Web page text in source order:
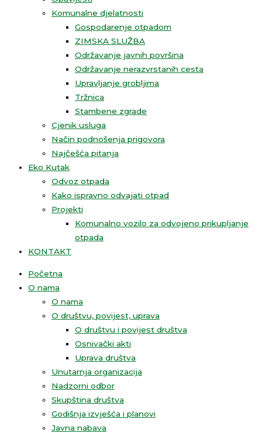
Komunalne djelatnosti
Gospodarenje otpadom
ZIMSKA SLUŽBA
Održavanje javnih površina
Održavanje nerazvrstanih cesta
Upravljanje grobljima
Tržnica
Stambene zgrade
Cjenik usluga
Način podnošenja prigovora
Najčešća pitanja
Eko Kutak
Odvoz otpada
Kako ispravno odvajati otpad
Projekti
Komunalno vozilo za odvojeno prikupljanje
otpada
KONTAKT
Početna
O nama
O nama
O društvu, povijest, uprava
O društvu i povijest društva
Osnivački akti
Uprava društva
Unutarnja organizacija
Nadzorni odbor
Skupština društva
Godišnja izvješća i planovi
Javna nabava